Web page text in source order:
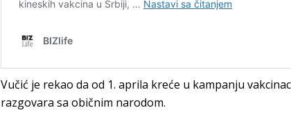
Vučić je rekao da od 1. aprila kreće u kampanju
razgovara sa običnim narodom.